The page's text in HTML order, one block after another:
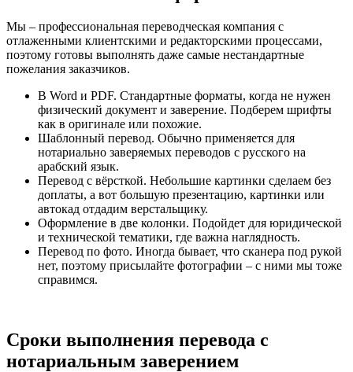
Мы – профессиональная переводческая компания с
отлаженными клиентскими и редакторскими процессами,
поэтому готовы выполнять даже самые нестандартные
пожелания заказчиков.
В Word и PDF. Стандартные форматы, когда не нужен
физический документ и заверение. Подберем шрифты
как в оригинале или похожие.
Шаблонный перевод. Обычно применяется для
нотариально заверяемых переводов с русского на
арабский язык.
Перевод с вёрсткой. Небольшие картинки сделаем без
доплаты, а вот большую презентацию, картинки или
автокад отдадим верстальщику.
Оформление в две колонки. Подойдет для юридической
и технической тематики, где важна наглядность.
Перевод по фото. Иногда бывает, что сканера под рукой
нет, поэтому присылайте фотографии – с ними мы тоже
справимся.
Сроки выполнения перевода с
нотариальным заверением